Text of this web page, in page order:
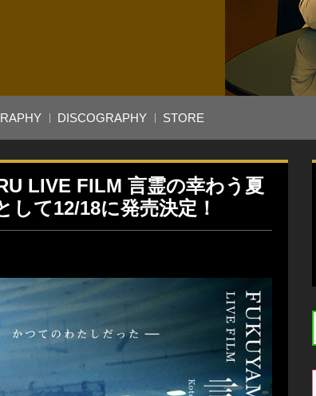
DISCOGRAPHY STORE
LIVE FILM 言霊の幸わう夏
て12/18に発売決定！